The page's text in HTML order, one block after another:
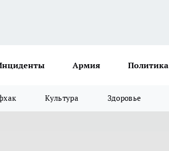
Армия Политика
Культура Здоровье